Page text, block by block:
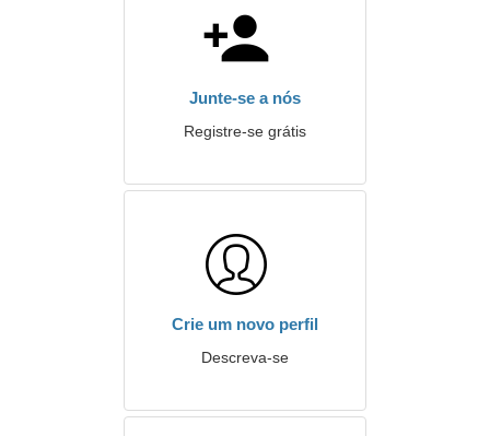
Junte-se a nós
Registre-se grátis
Crie um novo perfil
Descreva-se